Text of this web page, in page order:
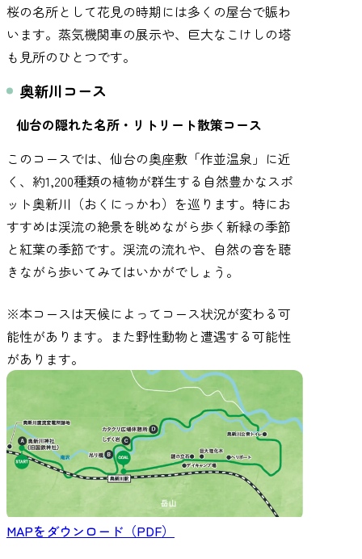
桜の名所として花見の時期には多くの屋台で賑わ
います。蒸気機関車の展示や、巨大なこけしの塔
も見所のひとつです。
奥新川コース
仙台の隠れた名所・リトリート散策コース
このコースでは、仙台の奥座敷「作並温泉」に近
く、約1,200種類の植物が群生する自然豊かなスポ
ット奥新川（おくにっかわ）を巡ります。特にお
すすめは渓流の絶景を眺めながら歩く新緑の季節
と紅葉の季節です。渓流の流れや、自然の音を聴
きながら歩いてみてはいかがでしょう。
※本コースは天候によってコース状況が変わる可
能性があります。また野性動物と遭遇する可能性
があります。
MAPをダウンロード（PDF）